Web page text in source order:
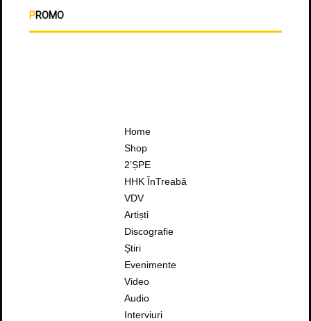
PROMO
Home
Shop
2’ȘPE
HHK ÎnTreabă
VDV
Artiști
Discografie
Știri
Evenimente
Video
Audio
Interviuri